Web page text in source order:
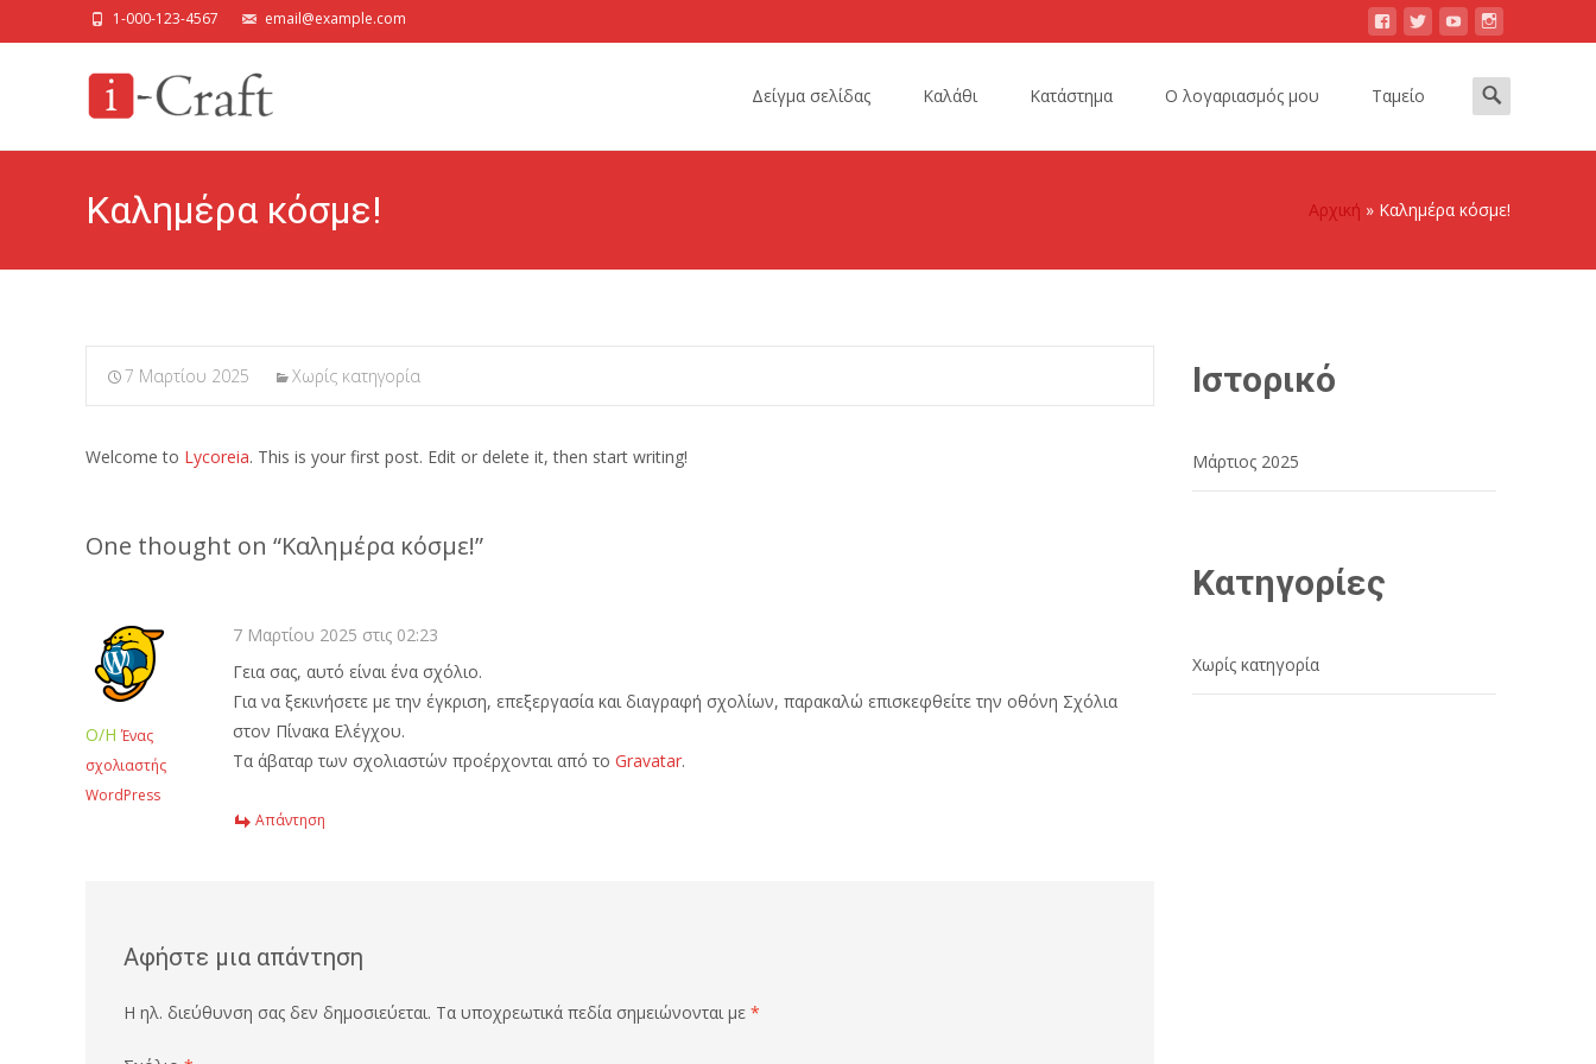
1-000-123-4567 email@example.com
Δείγμα σελίδας Καλάθι Κατάστημα Ο λογαριασμός μου Ταμείο
Search
for:
Καλημέρα κόσμε! Αρχική » Καλημέρα κόσμε!
7 Μαρτίου 2025 Χωρίς κατηγορία
Welcome to Lycoreia. This is your first post. Edit or delete it, then start writing!
One thought on “Καλημέρα κόσμε!”
Ο/ΗΈνας
σχολιαστής
WordPress
7 Μαρτίου 2025 στις 02:23
Γεια σας, αυτό είναι ένα σχόλιο.
Για να ξεκινήσετε με την έγκριση, επεξεργασία και διαγραφή σχολίων, παρακαλώ επισκεφθείτε την οθόνη Σχόλια
στον Πίνακα Ελέγχου.
Τα άβαταρ των σχολιαστών προέρχονται από το Gravatar.
Απάντηση
Αφήστε μια απάντηση
Η ηλ. διεύθυνση σας δεν δημοσιεύεται. Τα υποχρεωτικά πεδία σημειώνονται με *
Ιστορικό
Μάρτιος 2025
Kατηγορίες
Χωρίς κατηγορία